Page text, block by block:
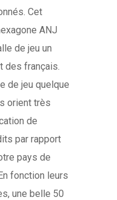
Cet
ANJ
de jeu un
des français.
de jeu quelque
orient très
de
par rapport
pays de
fonction leurs
une belle 50